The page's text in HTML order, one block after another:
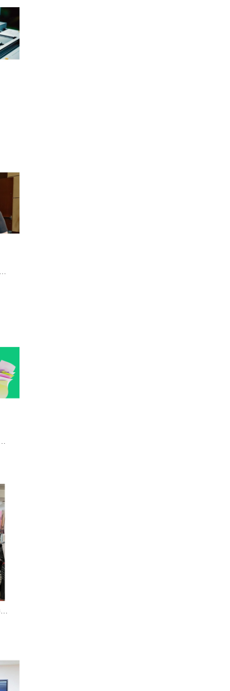
認證專家率先誕生
印製大奬頒獎典禮】新聞稿
澳門印刷業商會致送紀念品 恭賀本會40周年紀念誌慶